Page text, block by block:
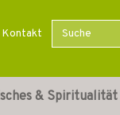
Kontakt
& Spiritualität